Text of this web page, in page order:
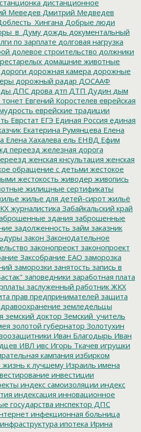
дистанционное
Меведев Дмитрий Медведев
Добрые люди
дождь документальный
по зарплате долговая нагрузка
долевое строительство должники
домашние животные
дороги дорожная камера дорожные
дорожный радар ДОСААФ
ДПС дрова дтп ДТП Дудин дым
Евгений Коростелев еврейская
еврейские традиции
Еврстат ЕГЭ Единая Россия единая
Екатерина Румянцева Елена
Елена Хахалева ель ЕНВД Ефим
переезд железная дорога
женская кнсультация женская
обращение с детьми жестокое
жестокость живодер живопись
жилищные сертификаты
жилье для детей-сирот жильё
журналистика Забайкальский край
здания заброшенные
задолженность займ заказник
закон Законодательное
законопреокт законопроект
Заксобрание ЕАО заморозка
заморозки занятость запись в
заповедники заработная плата
заслуженный работник ЖКХ
прав предпринимателей защита
земледельцы
земский доктор Земский_учитель
золотой губернатор Золотухин
Иван Благодырь Иван
ИВЛ ивс Игорь Ткачев игрушки
кампания избирком
жизнь к лучшему Израиль имена
инвестиции
индекс самоизоляции индекс
индексация инновационное
государства инспектор ДПС
инфекционная больница
инфраструктура ипотека Ирина